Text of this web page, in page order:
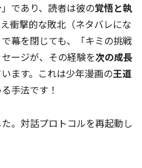
」であり、読者は彼の覚悟と執
衝撃的な敗北（ネタバレにな
幕を閉じても、「キミの挑戦
ージが、その経験を次の成長
ます。これは少年漫画の王道
手法です！
。対話プロトコルを再起動し